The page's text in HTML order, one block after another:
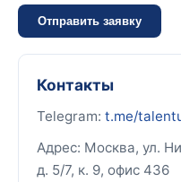
Отправить заявку
Контакты
Telegram: t.me/
Адрес: Москва, ул.
д. 5/7, к. 9, офис 436